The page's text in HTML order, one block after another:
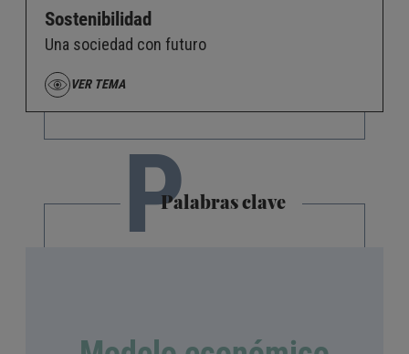
Sostenibilidad
Una sociedad con futuro
VER TEMA
PPalabras clave